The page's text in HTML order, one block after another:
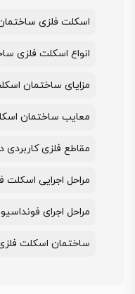
اسکلت فلزی
انواع اسکلت فلزی
مزایای ساختمان
معایب ساختمان
مقاطع فلزی کاربردی
مراحل اجرایی اسکلت
مراحل اجرای
ساختمان اسکلت